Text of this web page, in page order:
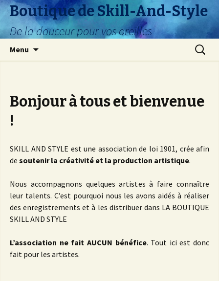
Boutique de Skill-And-Style
De la douceur pour vos oreilles
Menu
Bonjour à tous et bienvenue
!
SKILL AND STYLE est une association de loi 1901, crée afin
de soutenir la créativité et la production artistique.
Nous accompagnons quelques artistes à faire connaître
leur talents. C’est pourquoi nous les avons aidés à réaliser
des enregistrements et à les distribuer dans LA BOUTIQUE
SKILL AND STYLE
L’association ne fait AUCUN bénéfice. Tout ici est donc
fait pour les artistes.